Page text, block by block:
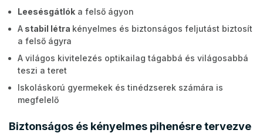
Leesésgátlók a felső ágyon
A stabil létra kényelmes és biztonságos feljutást biztosít
a felső ágyra
A világos kivitelezés optikailag tágabbá és világosabbá
teszi a teret
Iskoláskorú gyermekek és tinédzserek számára is
megfelelő
Biztonságos és kényelmes pihenésre tervezve